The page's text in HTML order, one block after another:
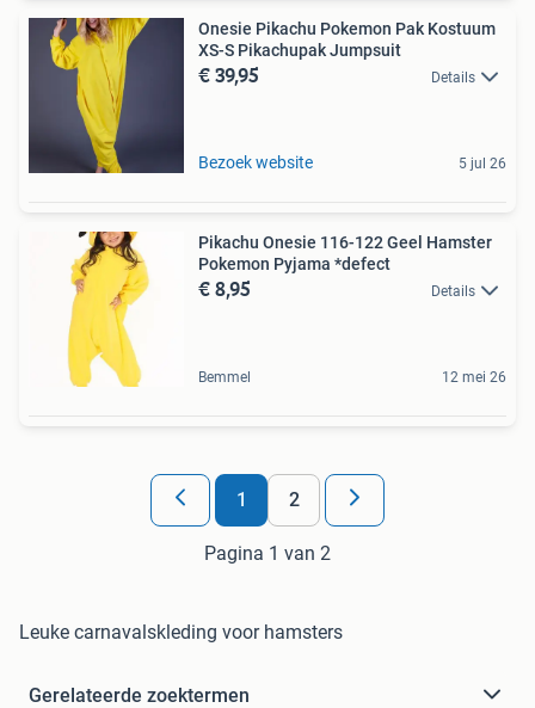
Onesie Pikachu Pokemon Pak Kostuum
XS-S Pikachupak Jumpsuit
€ 39,95 Details
Bezoek website 5 jul 26
Pikachu Onesie 116-122 Geel Hamster
Pokemon Pyjama *defect
€ 8,95 Details
Bemmel 12 mei 26
1 2
Pagina 1 van 2
Leuke carnavalskleding voor hamsters
Gerelateerde zoektermen